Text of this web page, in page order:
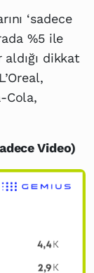
‘sadece
%5 ile
dikkat
Cola,
Video)